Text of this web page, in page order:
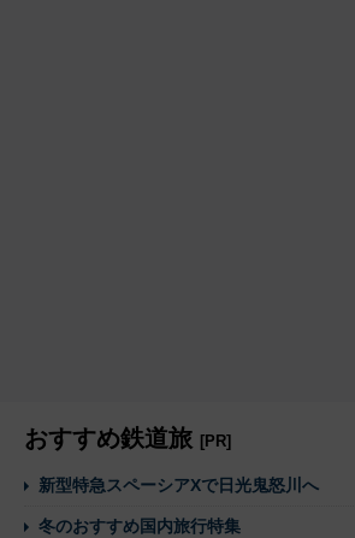
おすすめ鉄道旅 [PR]
新型特急スペーシアXで日光鬼怒川へ
冬のおすすめ国内旅行特集